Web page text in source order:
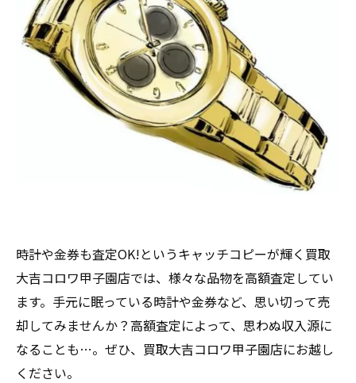
時計や金券も査定OK!というキャッチコピーが輝く買取
大吉コロワ甲子園店では、様々な品物を高額査定してい
ます。手元に眠っている時計や金券など、思い切って売
却してみませんか？高額査定によって、思わぬ収入源に
なることも…。ぜひ、買取大吉コロワ甲子園店にお越し
ください。